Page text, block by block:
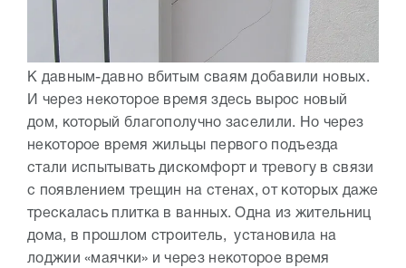
К давным-давно вбитым сваям добавили новых.
И через некоторое время здесь вырос новый
дом, который благополучно заселили. Но через
некоторое время жильцы первого подъезда
стали испытывать дискомфорт и тревогу в связи
с появлением трещин на стенах, от которых даже
трескалась плитка в ванных. Одна из жительниц
дома, в прошлом строитель, установила на
лоджии «маячки» и через некоторое время